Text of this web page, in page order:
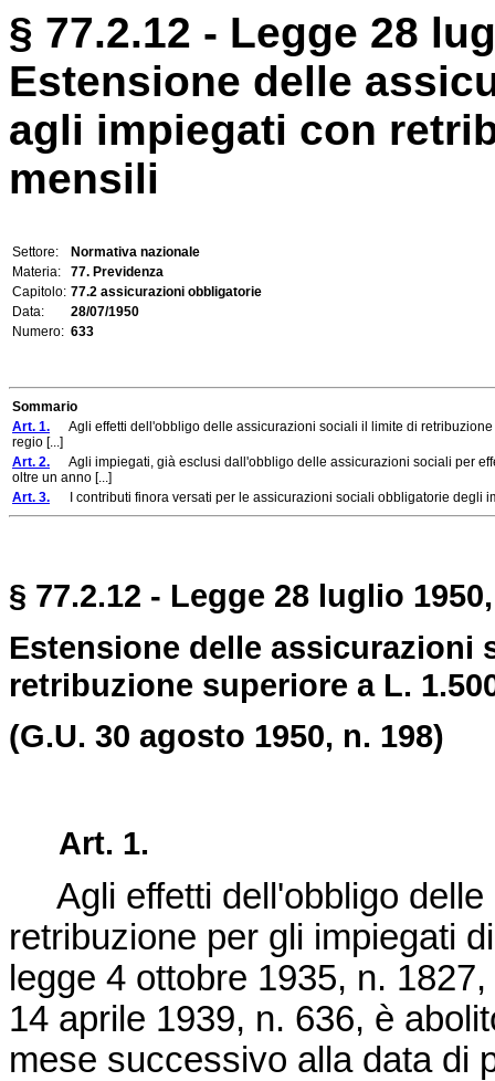
§ 77.2.12 - Legge 28
Estensione delle
agli impiegati con
mensili
Settore:
Normativa nazionale
Materia:
77. Previdenza
Capitolo: 77.2 assicurazioni obbligatorie
Data:
28/07/1950
Numero: 633
Sommario
Art. 1. Agli effetti dell'obbligo delle assicurazioni sociali il limite di
regio [...]
Art. 2. Agli impiegati, già esclusi dall'obbligo delle assicurazioni sociali per
oltre un anno [...]
Art. 3. I contributi finora versati per le assicurazioni sociali obbligatorie degli
§ 77.2.12 - Legge 28 luglio
Estensione delle
retribuzione superiore a L.
(G.U. 30 agosto 1950, n. 198)
Art. 1.
Agli effetti dell'obbligo delle
retribuzione per gli impiegati
legge 4 ottobre 1935, n. 1827
14 aprile 1939, n. 636, è
mese successivo alla data di